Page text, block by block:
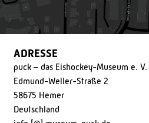
ADRESSE
puck – das Eishockey-Museum e. V.
Edmund-Weller-Straße 2
58675 Hemer
Deutschland